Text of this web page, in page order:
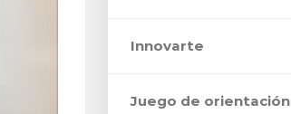
Innovarte
Juego de orientación